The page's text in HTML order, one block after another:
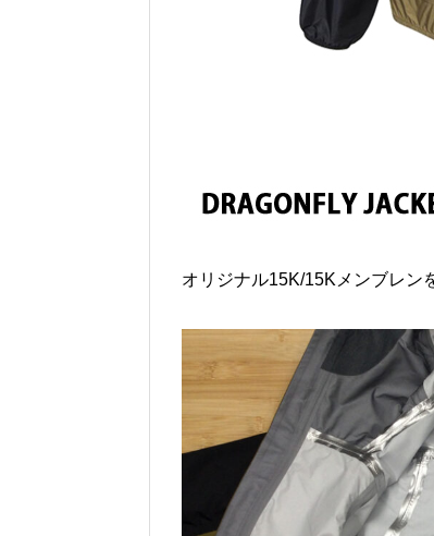
オリジナル15K/15Kメンブレン